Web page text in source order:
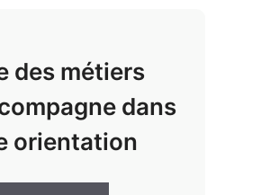
des métiers
dans
orientation